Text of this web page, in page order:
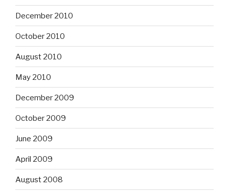
December 2010
October 2010
August 2010
May 2010
December 2009
October 2009
June 2009
April 2009
August 2008